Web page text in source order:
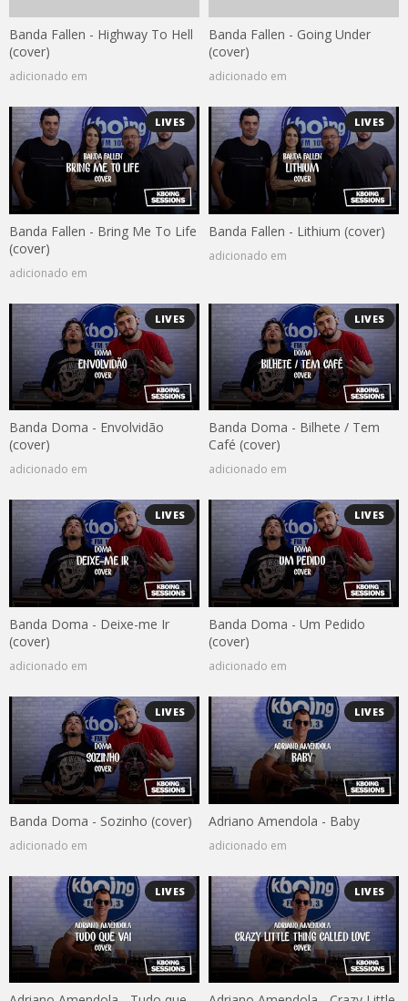
Banda Fallen - Highway To Hell
(cover)
adicionado em
Banda Fallen - Going Under
(cover)
adicionado em
LIVES
Banda Fallen - Bring Me To Life
(cover)
adicionado em
LIVES
Banda Fallen - Lithium (cover)
adicionado em
LIVES
Banda Doma - Envolvidão
(cover)
adicionado em
LIVES
Banda Doma - Bilhete / Tem
Café (cover)
adicionado em
LIVES
Banda Doma - Deixe-me Ir
(cover)
adicionado em
LIVES
Banda Doma - Um Pedido
(cover)
adicionado em
LIVES
Banda Doma - Sozinho (cover)
adicionado em
LIVES
Adriano Amendola - Baby
adicionado em
LIVES LIVES